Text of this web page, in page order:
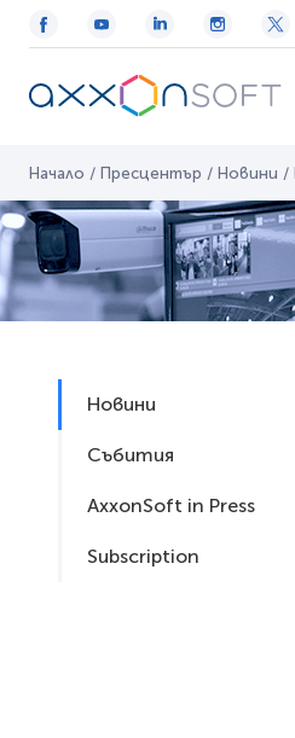
Начало / Пресцентър / Новини /
Новини
Събития
AxxonSoft in Press
Subscription